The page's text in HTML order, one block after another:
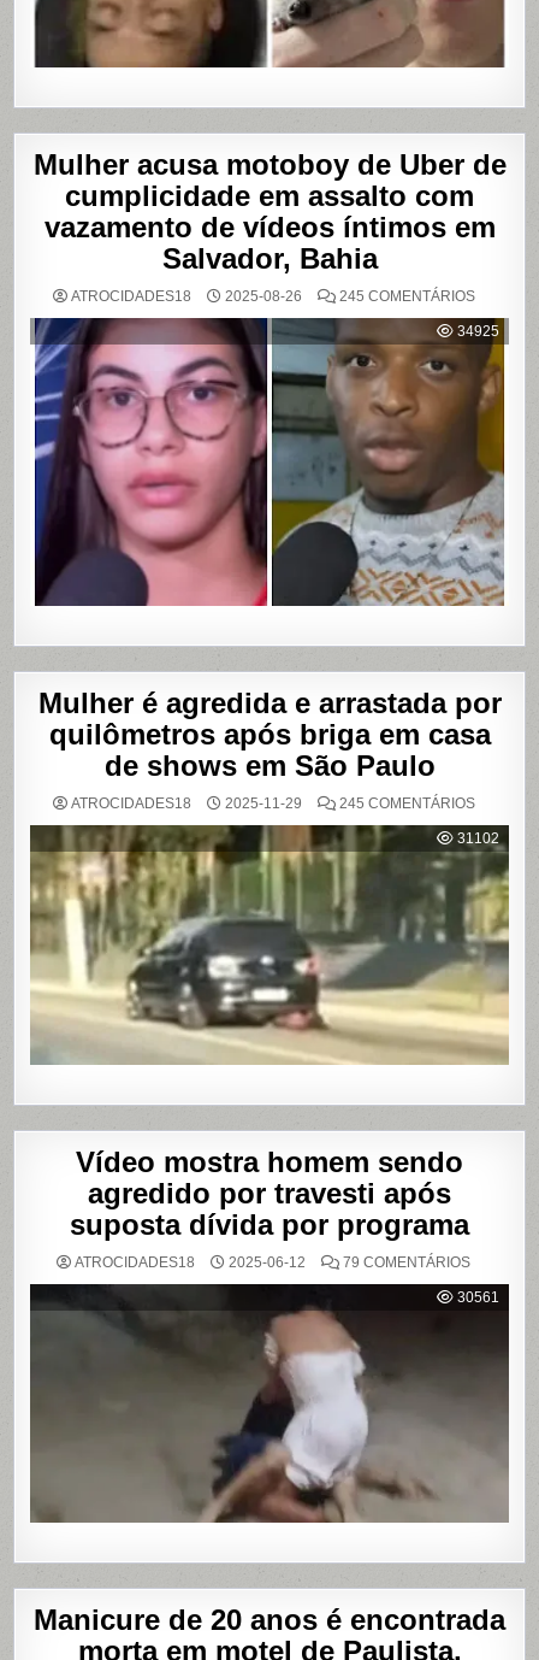
Mulher acusa motoboy de Uber de
cumplicidade em assalto com
vazamento de vídeos íntimos em
Salvador, Bahia
ATROCIDADES18 2025-08-26 245 COMENTÁRIOSEM
ACUSA
DE
UBER
DE
EM
DE
VÍDEOS
ÍNTIMOS
EM
BAHIA
34925
Mulher é agredida e arrastada por
quilômetros após briga em casa
de shows em São Paulo
ATROCIDADES18 2025-11-29 245 COMENTÁRIOSEM
É
E
POR
APÓS
BRIGA
EM
CASA
SHOWS
SÃO
PAULO
31102
Vídeo mostra homem sendo
agredido por travesti após
suposta dívida por programa
ATROCIDADES18 2025-06-12 79 COMENTÁRIOSEM
MOSTRA
HOMEM
30561
Manicure de 20 anos é encontrada
morta em motel de Paulista,